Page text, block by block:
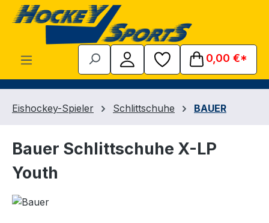
Zum Hauptinhalt springen
0,00 €*
Eishockey-Spieler Schlittschuhe BAUER
Bauer Schlittschuhe X-LP
Youth